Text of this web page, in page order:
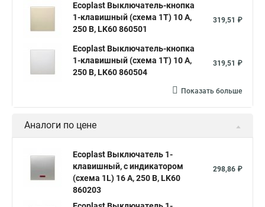
Ecoplast Выключатель-кнопка
1-клавишный (схема 1Т) 10 A,
250 B, LK60 860501
319,51 ₽
Ecoplast Выключатель-кнопка
1-клавишный (схема 1Т) 10 A,
250 B, LK60 860504
319,51 ₽
Показать больше
Аналоги по цене
Ecoplast Выключатель 1-
клавишный, c индикатором
(схема 1L) 16 A, 250 B, LK60
860203
298,86 ₽